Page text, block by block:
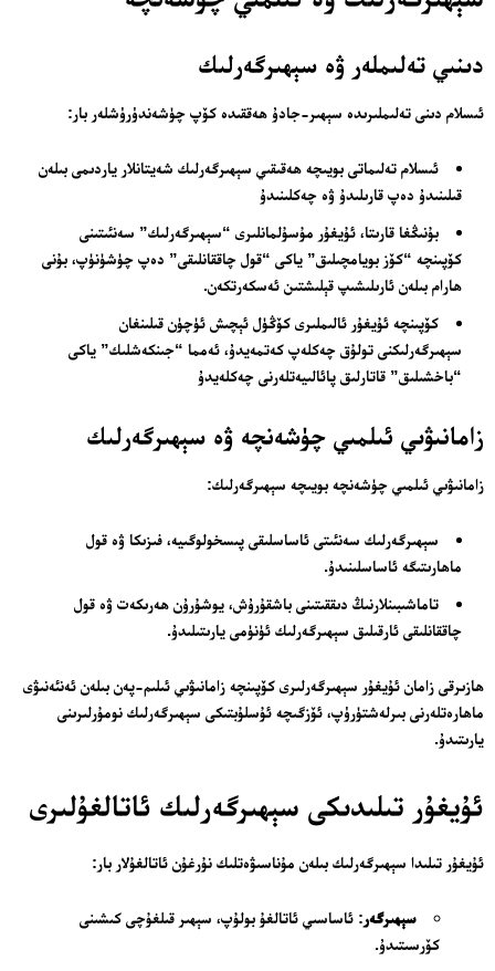
تور بېكىتىمىز
بىز كىم؟
بىزنى قوللاڭ
ئالاقىلىشىش
مۇنبەر
سەھىپىلىرىمىز
دىنىي تەلىملەر ۋە سېھىرگەرلىك
ئىسلام دىنى تەلىملىرىدە سېھىر-جادۇ ھەققىدە كۆپ چۈشەندۈرۈشلەر بار:
ئىسلام تەلىماتى بويىچە ھەقىقىي سېھىرگەرلىك شەيتانلار ياردىمى بىلەن
قىلىنىدۇ دەپ قارىلىدۇ ۋە چەكلىنىدۇ
بۇنىڭغا قارىتا، ئۇيغۇر مۇسۇلمانلىرى “سېھىرگەرلىك” سەنئىتىنى
كۆپىنچە “كۆز بويامچىلىق” ياكى “قول چاققانلىقى” دەپ چۈشۈنۈپ، بۇنى
ھارام بىلەن ئارىلىشىپ قېلىشتىن ئەسكەرتكەن.
كۆپىنچە ئۇيغۇر ئالىملىرى كۆڭۈل ئېچىش ئۈچۈن قىلىنغان
سېھىرگەرلىكنى تولۇق چەكلەپ كەتمەيدۇ، ئەمما “جىنكەشلىك” ياكى
“باخشىلىق” قاتارلىق پائالىيەتلەرنى چەكلەيدۇ
زامانىۋىي ئىلمىي چۈشەنچە ۋە سېھىرگەرلىك
زامانىۋىي ئىلمىي چۈشەنچە بويىچە سېھىرگەرلىك:
سېھىرگەرلىك سەنئىتى ئاساسلىقى پىسخولوگىيە، فىزىكا ۋە قول
ماھارىتىگە ئاساسلىنىدۇ.
تاماشىبىنلارنىڭ دىققىتىنى باشقۇرۇش، يوشۇرۇن ھەرىكەت ۋە قول
چاققانلىقى ئارقىلىق سېھىرگەرلىك ئۈنۈمى يارىتىلىدۇ.
ھازىرقى زامان ئۇيغۇر سېھىرگەرلىرى كۆپىنچە زامانىۋىي ئىلىم-پەن بىلەن ئەنئەنىۋى
ماھارەتلەرنى بىرلەشتۈرۈپ، ئۆزگىچە ئۇسلۇبتىكى سېھىرگەرلىك نومۇرلىرىنى
يارىتىدۇ.
ئۇيغۇر تىلىدىكى سېھىرگەرلىك ئاتالغۇلىرى
ئۇيغۇر تىلىدا سېھىرگەرلىك بىلەن مۇناسىۋەتلىك نۇرغۇن ئاتالغۇلار بار:
سېھىرگەر: ئاساسىي ئاتالغۇ بولۇپ، سېھىر قىلغۇچى كىشىنى
كۆرسىتىدۇ.